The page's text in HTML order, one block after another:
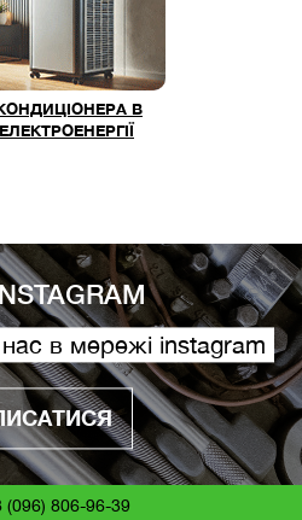
В
в мережі instagram
(096) 806-96-39